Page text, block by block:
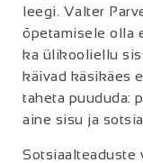
leegi. Valter
õpetamisele olla
ka ülikooliellu
käivad käsikäes
taheta puududa:
aine sisu ja
Sotsiaalteaduste